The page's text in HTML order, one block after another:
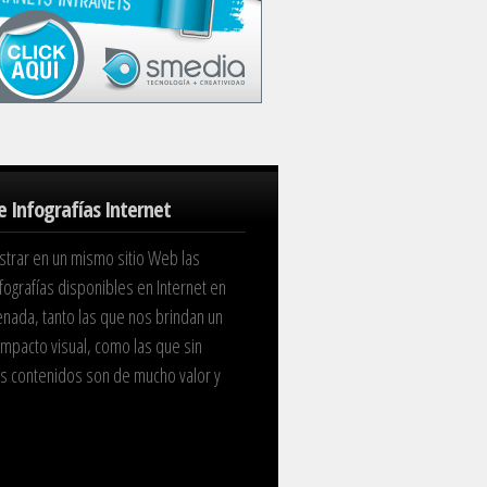
Infografías Internet
en un mismo sitio Web las
disponibles en Internet en
tanto las que nos brindan un
visual, como las que sin
contenidos son de mucho valor y